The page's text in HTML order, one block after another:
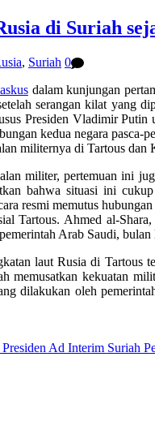
di Suriah
, Suriah 0
dalam kunjungan
serangan kilat yang
Presiden Vladimir
kedua negara
militernya di Tartous
militer, pertemuan ini
bahwa situasi ini
resmi memutus
Tartous. Ahmed al-
Arab Saudi,
laut Rusia di Tartous
memusatkan kekuatan
dilakukan oleh
Ad Interim Suriah